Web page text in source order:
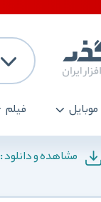
موبایل فیلم
مشاهده و دانلود :